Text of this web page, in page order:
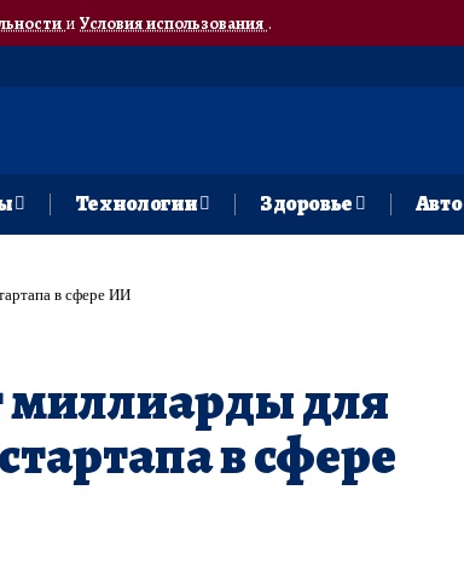
и Условия использования.
Технологии Здоровье Авто
в сфере ИИ
миллиарды для
в сфере